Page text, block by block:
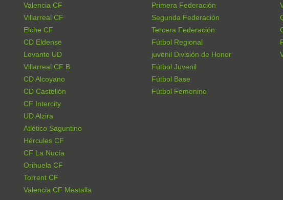
Valencia CF
Villarreal CF
Elche CF
CD Eldense
Levante UD
Villarreal CF B
CD Alcoyano
CD Castellón
CF Intercity
UD Alzira
Atlético Saguntino
Hércules CF
CF La Nucía
Orihuela CF
Torrent CF
Valencia CF Mestalla
Primera Federación
Segunda Federación
Tercera Federación
Fútbol Regional
juvenil División de Honor
Fútbol Juvenil
Fútbol Base
Fútbol Femenino